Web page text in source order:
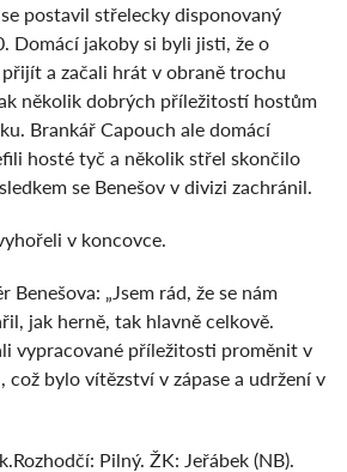
postavil střelecky disponovaný
Domácí jakoby si byli jisti, že o
a začali hrát v obraně trochu
několik dobrých příležitostí hostům
Brankář Capouch ale domácí
hosté tyč a několik střel skončilo
se Benešov v divizi zachránil.
v koncovce.
„Jsem rád, že se nám
jak herně, tak hlavně celkově.
vypracované příležitosti proměnit v
což bylo vítězství v zápase a udržení v
Pilný. ŽK: Jeřábek (NB).